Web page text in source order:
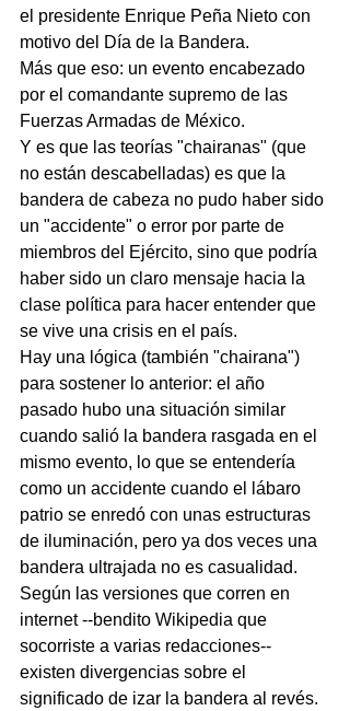
el presidente Enrique Peña Nieto con
motivo del Día de la Bandera.
Más que eso: un evento encabezado
por el comandante supremo de las
Fuerzas Armadas de México.
Y es que las teorías "chairanas" (que
no están descabelladas) es que la
bandera de cabeza no pudo haber sido
un "accidente" o error por parte de
miembros del Ejército, sino que podría
haber sido un claro mensaje hacia la
clase política para hacer entender que
se vive una crisis en el país.
Hay una lógica (también "chairana")
para sostener lo anterior: el año
pasado hubo una situación similar
cuando salió la bandera rasgada en el
mismo evento, lo que se entendería
como un accidente cuando el lábaro
patrio se enredó con unas estructuras
de iluminación, pero ya dos veces una
bandera ultrajada no es casualidad.
Según las versiones que corren en
internet --bendito Wikipedia que
socorriste a varias redacciones--
existen divergencias sobre el
significado de izar la bandera al revés.